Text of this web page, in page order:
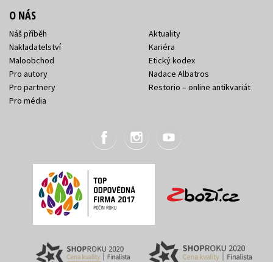
O NÁS
Náš příběh
Nakladatelství
Maloobchod
Pro autory
Pro partnery
Pro média
Aktuality
Kariéra
Etický kodex
Nadace Albatros
Restorio – online antikvariát